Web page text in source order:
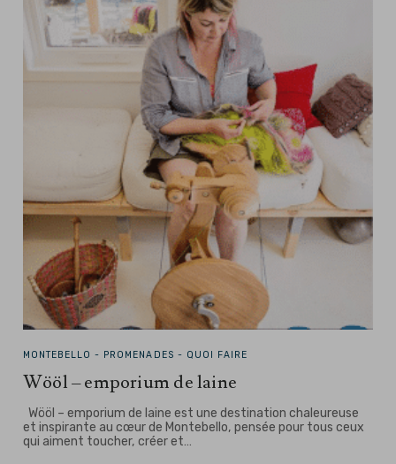
MONTEBELLO - PROMENADES - QUOI FAIRE
Wööl – emporium de laine
Wööl – emporium de laine est une destination chaleureuse
et inspirante au cœur de Montebello, pensée pour tous ceux
qui aiment toucher, créer et…